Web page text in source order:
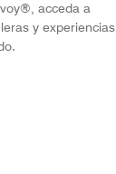
acceda a
y experiencias